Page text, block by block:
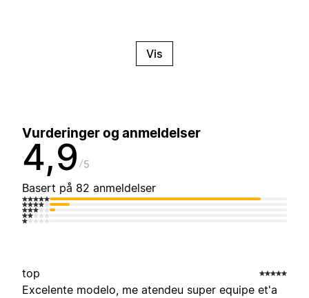
Vis
Vurderinger og anmeldelser
4,9 5
Basert på 82 anmeldelser
top
Excelente modelo, me atendeu super equipe et'a